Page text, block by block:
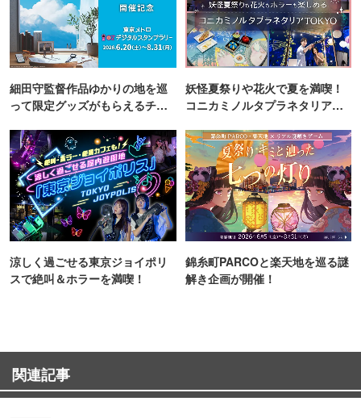
細田守監督作品ゆかりの地を巡
って限定グッズがもらえるチャ
妖怪夏祭りや花火で夏を満喫！
コニカミノルタプラネタリア
涼しく過ごせる東京ジョイポリ
スで絶叫＆ホラーを満喫！
錦糸町PARCOと楽天地を巡る謎
解き企画が開催！
関連記事